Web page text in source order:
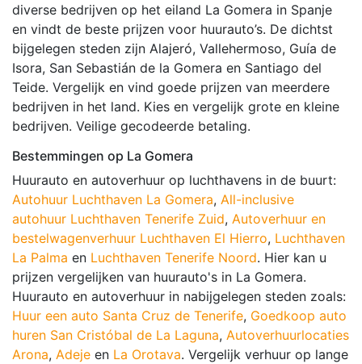
diverse bedrijven op het eiland La Gomera in Spanje
en vindt de beste prijzen voor huurauto’s. De dichtst
bijgelegen steden zijn Alajeró, Vallehermoso, Guía de
Isora, San Sebastián de la Gomera en Santiago del
Teide. Vergelijk en vind goede prijzen van meerdere
bedrijven in het land. Kies en vergelijk grote en kleine
bedrijven. Veilige gecodeerde betaling.
Bestemmingen op La Gomera
Huurauto en autoverhuur op luchthavens in de buurt:
Autohuur Luchthaven La Gomera, All-inclusive
autohuur Luchthaven Tenerife Zuid, Autoverhuur en
bestelwagenverhuur Luchthaven El Hierro, Luchthaven
La Palma en Luchthaven Tenerife Noord. Hier kan u
prijzen vergelijken van huurauto's in La Gomera.
Huurauto en autoverhuur in nabijgelegen steden zoals:
Huur een auto Santa Cruz de Tenerife, Goedkoop auto
huren San Cristóbal de La Laguna, Autoverhuurlocaties
Arona, Adeje en La Orotava. Vergelijk verhuur op lange